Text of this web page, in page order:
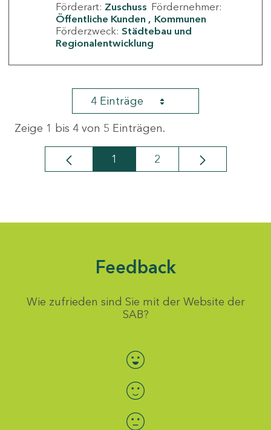
Förderart: Zuschuss Fördernehmer:
Öffentliche Kunden
Kommunen
Förderzweck: Städtebau und
Regionalentwicklung
4 Einträge
Zeige 1 bis 4 von 5 Einträgen.
Seite
1 Seite
2
Feedback
Wie zufrieden sind Sie mit der Website der
SAB?
Bewertung auswählen